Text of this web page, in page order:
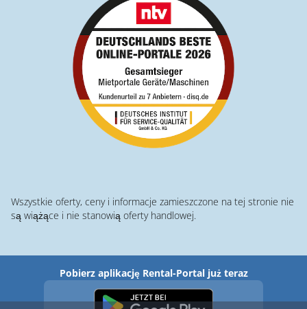
Wszystkie oferty, ceny i informacje zamieszczone na tej stronie nie
są wiążące i nie stanowią oferty handlowej.
Pobierz aplikację Rental-Portal już teraz